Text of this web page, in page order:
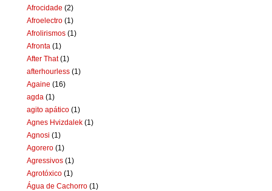
Afrocidade (2)
Afroelectro (1)
Afrolirismos (1)
Afronta (1)
After That (1)
afterhourless (1)
Againe (16)
agda (1)
agito apático (1)
Agnes Hvizdalek (1)
Agnosi (1)
Agorero (1)
Agressivos (1)
Agrotóxico (1)
Água de Cachorro (1)